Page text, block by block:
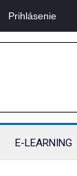
Prihlásenie
E-LEARNING